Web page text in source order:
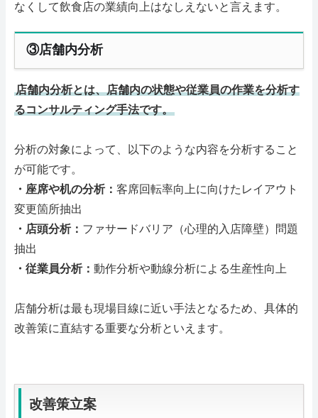
なくして飲食店の業績向上はなしえないと言えます。
③店舗内分析
店舗内分析とは、店舗内の状態や従業員の作業を分析す
るコンサルティング手法です。
分析の対象によって、以下のような内容を分析すること
が可能です。
・座席や机の分析： 客席回転率向上に向けたレイアウト
変更箇所抽出
・店頭分析： ファサードバリア（心理的入店障壁）問題
抽出
・従業員分析： 動作分析や動線分析による生産性向上
店舗分析は最も現場目線に近い手法となるため、具体的
改善策に直結する重要な分析といえます。
改善策立案